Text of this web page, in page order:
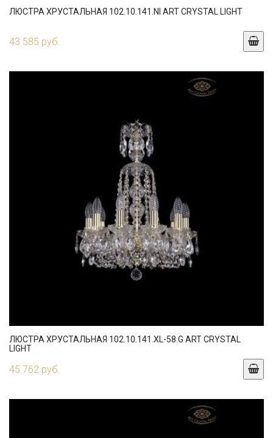
ЛЮСТРА ХРУСТАЛЬНАЯ 102.10.141.NI ART CRYSTAL LIGHT
43 585 руб.
ЛЮСТРА ХРУСТАЛЬНАЯ 102.10.141.XL-58.G ART CRYSTAL
LIGHT
45 762 руб.